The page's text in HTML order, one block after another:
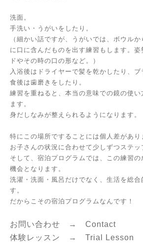
洗面。
手洗い・うがいをしたり。
（細かい話ですが、うがいでは、ボウル
に口に含んだものを出す練習もします。
ドやその時の口の形など。）
入浴後はドライヤーで髪を乾かしたり、ブ
食後は歯磨きをしたり。
練習を重ねると、本当の意味での鏡の使い
ます。
身だしなみが整えられるようになります。
特にこの場所ですることには個人差があり
お子さんの状況に合わせて少しずつステッ
そして、宿泊プログラムでは、この練習
機会となります。
洗濯・洗面・風呂だけでなく、生活を総
す。
だからこその宿泊プログラムなんです！
お問い合わせ → Contact
体験レッスン → Trial Lesson